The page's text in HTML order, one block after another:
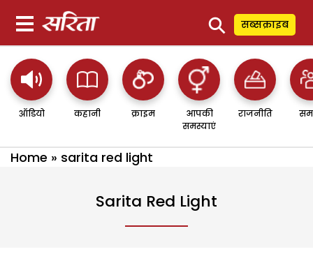
⚲ सब्सक्राइब
ऑडियो कहानी क्राइम
आपकी
समस्याएं
राजनीति
Home » sarita red light
Sarita Red Light